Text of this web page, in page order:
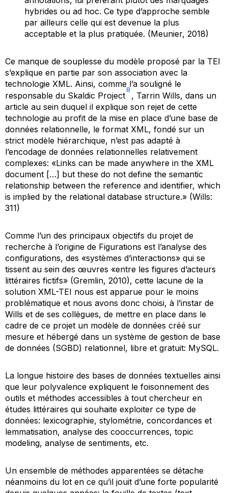
hybrides ou ad hoc. Ce type d’approche semble
par ailleurs celle qui est devenue la plus
acceptable et la plus pratiquée. (Meunier, 2018)
Ce manque de souplesse du modèle proposé par la TEI
s’explique en partie par son association avec la
technologie XML. Ainsi, comme l’a souligné le
responsable du Skaldic Project
8
, Tarrin Wills, dans un
article au sein duquel il explique son rejet de cette
technologie au profit de la mise en place d’une base de
données relationnelle, le format XML, fondé sur un
strict modèle hiérarchique, n’est pas adapté à
l’encodage de données relationnelles relativement
complexes: «Links can be made anywhere in the XML
document […] but these do not define the semantic
relationship between the reference and identifier, which
is implied by the relational database structure.» (Wills:
311)
Comme l’un des principaux objectifs du projet de
recherche à l’origine de Figurations est l’analyse des
configurations, des «systèmes d’interactions» qui se
tissent au sein des œuvres «entre les figures d’acteurs
littéraires fictifs» (Gremlin, 2010), cette lacune de la
solution XML-TEI nous est apparue pour le moins
problématique et nous avons donc choisi, à l’instar de
Wills et de ses collègues, de mettre en place dans le
cadre de ce projet un modèle de données créé sur
mesure et hébergé dans un système de gestion de base
de données (SGBD) relationnel, libre et gratuit: MySQL.
La longue histoire des bases de données textuelles ainsi
que leur polyvalence expliquent le foisonnement des
outils et méthodes accessibles à tout chercheur en
études littéraires qui souhaite exploiter ce type de
données: lexicographie, stylométrie, concordances et
lemmatisation, analyse des cooccurrences, topic
modeling, analyse de sentiments, etc.
Un ensemble de méthodes apparentées se détache
néanmoins du lot en ce qu’il jouit d’une forte popularité